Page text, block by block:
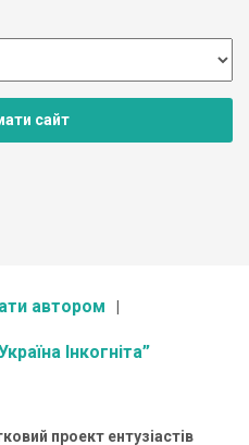
сайт
автором
Інкогніта”
проект ентузіастів